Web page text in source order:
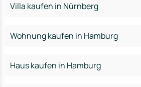
Villa kaufen in Nürnberg
Wohnung kaufen in Hamburg
Haus kaufen in Hamburg